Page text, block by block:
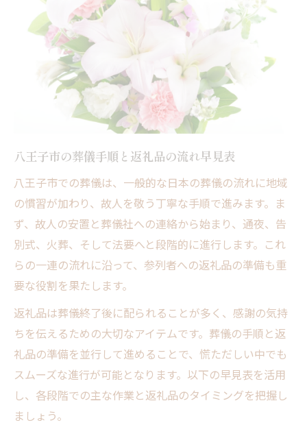
家族が安心できる進行サポート例
八王子市で返礼品を用意するポイント
返礼品選びで失敗しないための比較表
八王子市の返礼品事情と傾向を解説
葬儀返礼品の人気アイテムは何か
タイミング別に見る返礼品の準備法
葬儀返礼品を選ぶ際の注意事項
心を込めた葬儀を実現する準備と流れ
心を込めた葬儀準備の手順一覧
八王子市で大切にされる準備の流れ
返礼品に心を込めるポイント
家族の希望を叶える葬儀手順の工夫
葬儀準備でよくある悩みと解決策
故人を偲ぶ八王子市の葬儀手順と注意点
八王子市葬儀手順と注意点一覧表
故人を偲ぶための流れと配慮点
返礼品マナーを守るための心得
葬儀手順で見落としやすい注意点
八王子市の葬儀手順と返礼品の流れ早見表
八王子市での葬儀は、一般的な日本の葬儀の流れに地域
の慣習が加わり、故人を敬う丁寧な手順で進みます。ま
ず、故人の安置と葬儀社への連絡から始まり、通夜、告
別式、火葬、そして法要へと段階的に進行します。これ
らの一連の流れに沿って、参列者への返礼品の準備も重
要な役割を果たします。
返礼品は葬儀終了後に配られることが多く、感謝の気持
ちを伝えるための大切なアイテムです。葬儀の手順と返
礼品の準備を並行して進めることで、慌ただしい中でも
スムーズな進行が可能となります。以下の早見表を活用
し、各段階での主な作業と返礼品のタイミングを把握し
ましょう。